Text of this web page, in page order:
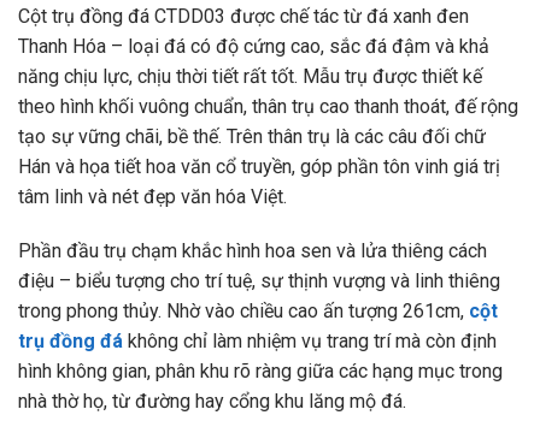
Cột trụ đồng đá CTDD03 được chế tác từ đá xanh đen
Thanh Hóa – loại đá có độ cứng cao, sắc đá đậm và khả
năng chịu lực, chịu thời tiết rất tốt. Mẫu trụ được thiết kế
theo hình khối vuông chuẩn, thân trụ cao thanh thoát, đế rộng
tạo sự vững chãi, bề thế. Trên thân trụ là các câu đối chữ
Hán và họa tiết hoa văn cổ truyền, góp phần tôn vinh giá trị
tâm linh và nét đẹp văn hóa Việt.
Phần đầu trụ chạm khắc hình hoa sen và lửa thiêng cách
điệu – biểu tượng cho trí tuệ, sự thịnh vượng và linh thiêng
trong phong thủy. Nhờ vào chiều cao ấn tượng 261cm, cột
trụ đồng đá không chỉ làm nhiệm vụ trang trí mà còn định
hình không gian, phân khu rõ ràng giữa các hạng mục trong
nhà thờ họ, từ đường hay cổng khu lăng mộ đá.